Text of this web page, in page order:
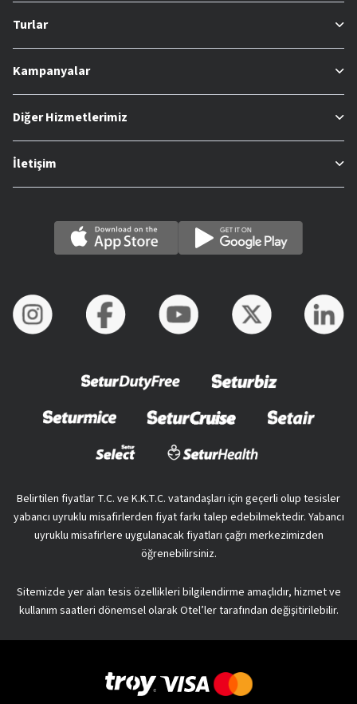
Turlar
Kampanyalar
Diğer Hizmetlerimiz
İletişim
Belirtilen fiyatlar T.C. ve K.K.T.C. vatandaşları için geçerli olup tesisler
yabancı uyruklu misafirlerden fiyat farkı talep edebilmektedir. Yabancı
uyruklu misafirlere uygulanacak fiyatları çağrı merkezimizden
öğrenebilirsiniz.
Sitemizde yer alan tesis özellikleri bilgilendirme amaçlıdır, hizmet ve
kullanım saatleri dönemsel olarak Otel’ler tarafından değişitirilebilir.